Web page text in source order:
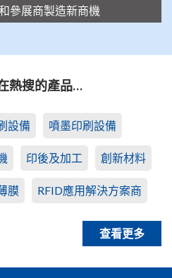
參展商製造新商機
熱搜的產品…
設備 噴墨印刷設備
印後及加工 創新材料
膜 RFID應用解決方案商
查看更多